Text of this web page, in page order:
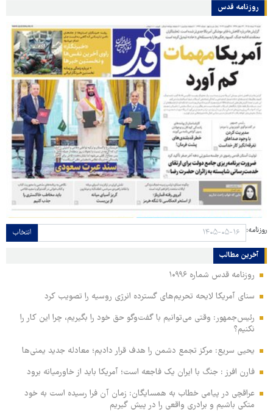
روزنامه قدس
روزنامه: انتخاب
آخرین مطالب
روزنامه قدس شماره ۱۰۹۹۶
سنای آمریکا لایحه تحریم‌های گسترده انرژی روسیه را تصویب کرد
رئیس‌جمهور: وقتی می‌توانیم با گفت‌وگو حق خود را بگیریم، چرا این کار را
نکنیم؟
یحیی سریع: مرکز تجمع دشمن را هدف قرار دادیم؛ معادله جدید یمنی‌ها
فارن افرز : جنگ با ایران یک فاجعه است؛ آمریکا باید از خاورمیانه برود
عراقچی در پیامی خطاب به همسایگان: زمان آن فرا رسیده است به خود
متکی باشیم و برادری واقعی را در پیش گیریم